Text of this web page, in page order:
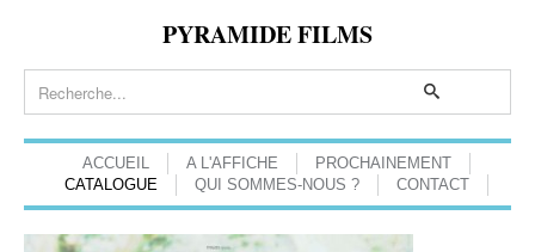
PYRAMIDE FILMS
ACCUEIL A L'AFFICHE
PROCHAINEMENT
CATALOGUE
QUI SOMMES-NOUS ? CONTACT